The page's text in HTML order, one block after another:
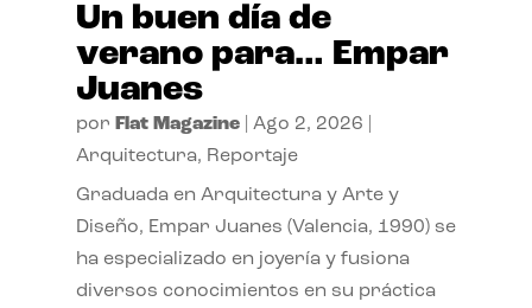
Un buen día de
verano para… Empar
Juanes
por Flat Magazine| Ago 2, 2026
Arquitectura, Reportaje
Graduada en Arquitectura y Arte y
Diseño, Empar Juanes (Valencia, 1990) se
ha especializado en joyería y fusiona
diversos conocimientos en su práctica